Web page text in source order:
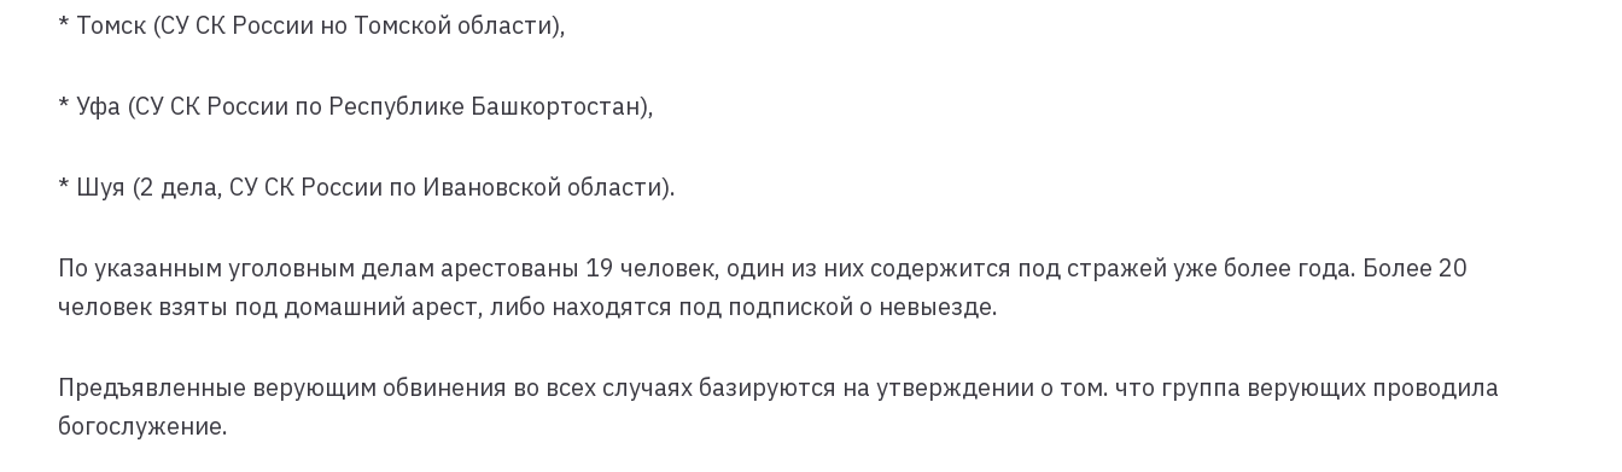
* Томск (СУ СК России но Томской области),
* Уфа (СУ СК России по Республике Башкортостан),
* Шуя (2 дела, СУ СК России по Ивановской области).
По указанным уголовным делам арестованы 19 человек, один из них содержится под стражей уже более года. Более 20
человек взяты под домашний арест, либо находятся под подпиской о невыезде.
Предъявленные верующим обвинения во всех случаях базируются на утверждении о том. что группа верующих проводила
богослужение.